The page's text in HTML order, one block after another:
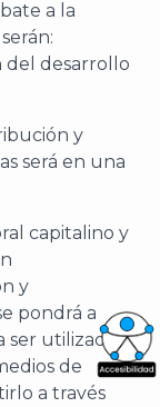
a la
del desarrollo
y
será en una
capitalino y
y
pondrá a
ser utilizada
de
a través